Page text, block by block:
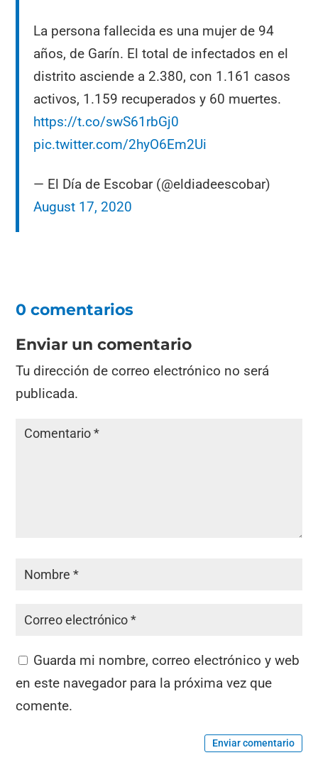
La persona fallecida es una mujer de 94
años, de Garín. El total de infectados en el
distrito asciende a 2.380, con 1.161 casos
activos, 1.159 recuperados y 60 muertes.
https://t.co/swS61rbGj0
pic.twitter.com/2hyO6Em2Ui
— El Día de Escobar (@eldiadeescobar)
August 17, 2020
0 comentarios
Enviar un comentario
Tu dirección de correo electrónico no será
publicada.
Guarda mi nombre, correo electrónico y web
en este navegador para la próxima vez que
comente.
Enviar comentario